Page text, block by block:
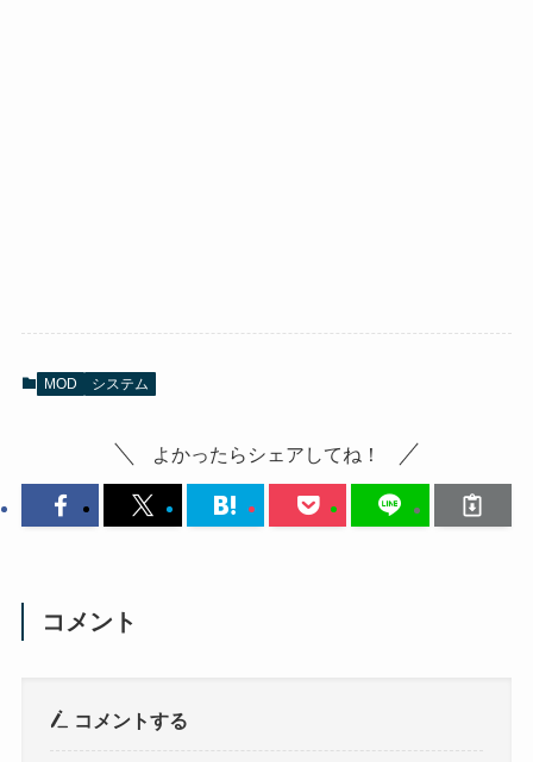
MOD システム
よかったらシェアしてね！
コメント
コメントする